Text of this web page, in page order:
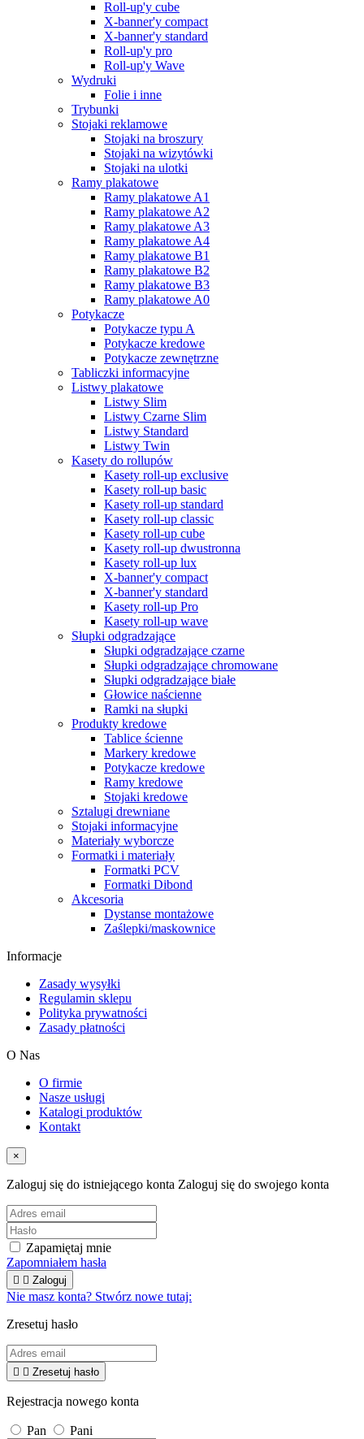
Roll-up'y cube
X-banner'y compact
X-banner'y standard
Roll-up'y pro
Roll-up'y Wave
Wydruki
Folie i inne
Trybunki
Stojaki reklamowe
Stojaki na broszury
Stojaki na wizytówki
Stojaki na ulotki
Ramy plakatowe
Ramy plakatowe A1
Ramy plakatowe A2
Ramy plakatowe A3
Ramy plakatowe A4
Ramy plakatowe B1
Ramy plakatowe B2
Ramy plakatowe B3
Ramy plakatowe A0
Potykacze
Potykacze typu A
Potykacze kredowe
Potykacze zewnętrzne
Tabliczki informacyjne
Listwy plakatowe
Listwy Slim
Listwy Czarne Slim
Listwy Standard
Listwy Twin
Kasety do rollupów
Kasety roll-up exclusive
Kasety roll-up basic
Kasety roll-up standard
Kasety roll-up classic
Kasety roll-up cube
Kasety roll-up dwustronna
Kasety roll-up lux
X-banner'y compact
X-banner'y standard
Kasety roll-up Pro
Kasety roll-up wave
Słupki odgradzające
Słupki odgradzające czarne
Słupki odgradzające chromowane
Słupki odgradzające białe
Głowice naścienne
Ramki na słupki
Produkty kredowe
Tablice ścienne
Markery kredowe
Potykacze kredowe
Ramy kredowe
Stojaki kredowe
Sztalugi drewniane
Stojaki informacyjne
Materiały wyborcze
Formatki i materiały
Formatki PCV
Formatki Dibond
Akcesoria
Dystanse montażowe
Zaślepki/maskownice
Informacje
Zasady wysyłki
Regulamin sklepu
Polityka prywatności
Zasady płatności
O Nas
O firmie
Nasze usługi
Katalogi produktów
Kontakt
×
Zaloguj się do istniejącego konta Zaloguj się do swojego konta
Zapamiętaj mnie
Zapomniałem hasła
  Zaloguj
Nie masz konta? Stwórz nowe tutaj:
Zresetuj hasło
  Zresetuj hasło
Rejestracja nowego konta
Pan Pani